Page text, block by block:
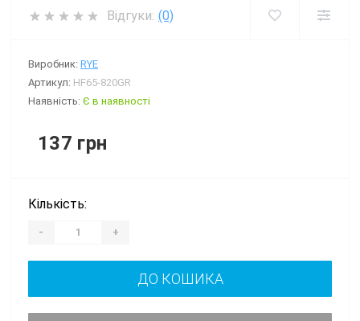
Відгуки: (0)
Виробник: RYE
Артикул: HF65-820GR
Наявність: Є в наявності
137 грн
Кількість:
- +
ДО КОШИКА